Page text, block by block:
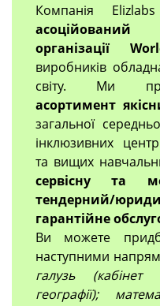
Компанія
організації
виробників
світу. Ми
асортимент
загальної
інклюзивних
та вищих
сервісну та
тендерний/
гарантійне
Ви можете
наступними
галузь (кабінет
географії);